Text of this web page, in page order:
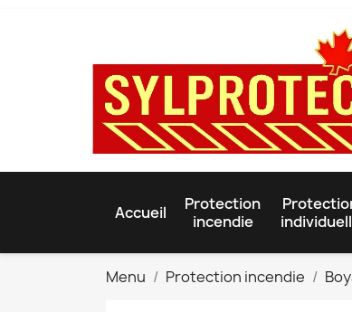
Accueil
Protection
incendie
Menu Protection incendie